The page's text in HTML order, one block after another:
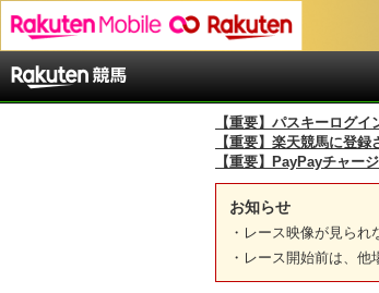
【重要】パスキーログ
【重要】楽天競馬に登
【重要】PayPayチャー
お知らせ
・レース映像が見られ
・レース開始前は、他